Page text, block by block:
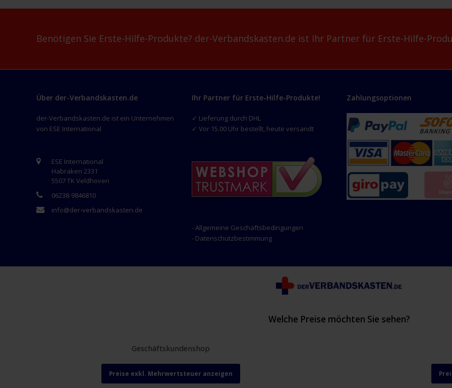
Menge
Benötigen Sie Erste-Hilfe-Produkte? der-Verbandskasten.de ist Ihr Partner für Erste-Hilfe-
Über der-Verbandskasten.de
der-Verbandskasten.de ist ein Unternehmen
von ESE International
ESE International
Habraken 2331
5507 TK Veldhoven
06238-9846810
info@der-verbandskasten.de
Ihr Partner für Erste-Hilfe-Produkte!
✓ Lieferung durch DHL
✓ Vor 15.00 Uhr bestellt, heute versandt
- Allgemeine Geschäftsbedingungen
- Datenschutzbestimmung
Zahlungsoptionen
Welche Preise möchten Sie sehen?
Geschäftskundenshop
Preise exkl. Mehrwertsteuer anzeigen